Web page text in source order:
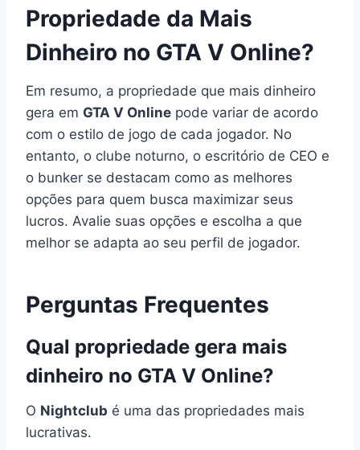
Propriedade da Mais
Dinheiro no GTA V Online?
Em resumo, a propriedade que mais dinheiro
gera em GTA V Online pode variar de acordo
com o estilo de jogo de cada jogador. No
entanto, o clube noturno, o escritório de CEO e
o bunker se destacam como as melhores
opções para quem busca maximizar seus
lucros. Avalie suas opções e escolha a que
melhor se adapta ao seu perfil de jogador.
Perguntas Frequentes
Qual propriedade gera mais
dinheiro no GTA V Online?
O Nightclub é uma das propriedades mais
lucrativas.